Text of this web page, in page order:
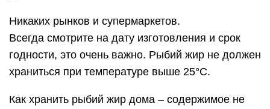
Никаких рынков и супермаркетов.
Всегда смотрите на дату изготовления и срок
годности, это очень важно. Рыбий жир не должен
храниться при температуре выше 25°С.
Как хранить рыбий жир дома – содержимое не